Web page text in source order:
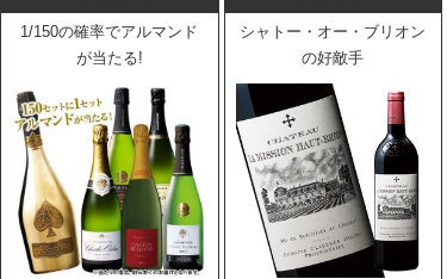
1/150の確率でアルマンド
が当たる!
シャトー・オー・ブリオン
の好敵手